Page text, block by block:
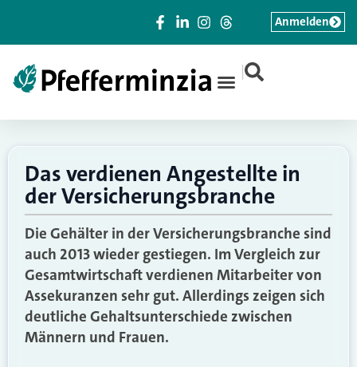
|
Anmelden
Das verdienen Angestellte in
der Versicherungsbranche
Die Gehälter in der Versicherungsbranche sind
auch 2013 wieder gestiegen. Im Vergleich zur
Gesamtwirtschaft verdienen Mitarbeiter von
Assekuranzen sehr gut. Allerdings zeigen sich
deutliche Gehaltsunterschiede zwischen
Männern und Frauen.